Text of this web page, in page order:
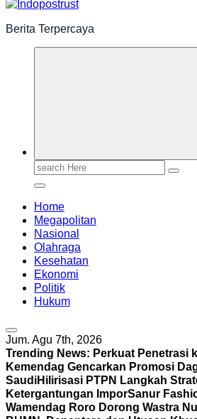
Berita Terpercaya
Search
Home
Megapolitan
Nasional
Olahraga
Kesehatan
Ekonomi
Politik
Hukum
Jum. Agu 7th, 2026
Trending News: Perkuat Penetrasi
Kemendag Gencarkan Promosi
SaudiHilirisasi PTPN Langkah
Ketergantungan ImporSanur
Wamendag Roro Dorong Wastra